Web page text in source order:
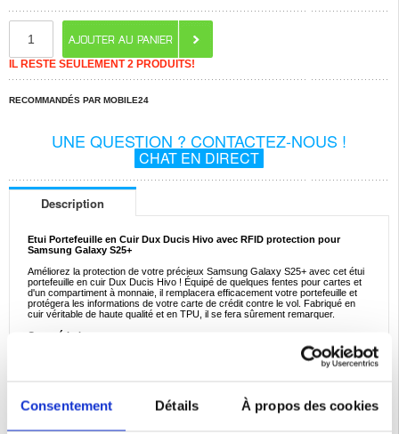
Consentement Détails À propos des cookies
IL RESTE SEULEMENT 2 PRODUITS!
RECOMMANDÉS PAR MOBILE24
UNE QUESTION ? CONTACTEZ-NOUS !
CHAT EN DIRECT
Description
Etui Portefeuille en Cuir Dux Ducis Hivo avec RFID protection pour
Samsung Galaxy S25+
Améliorez la protection de votre précieux Samsung Galaxy S25+ avec cet étui
portefeuille en cuir Dux Ducis Hivo ! Équipé de quelques fentes pour cartes et
d'un compartiment à monnaie, il remplacera efficacement votre portefeuille et
protégera les informations de votre carte de crédit contre le vol. Fabriqué en
cuir véritable de haute qualité et en TPU, il se fera sûrement remarquer.
Caractéristiques :
- Élégant étui portefeuille en cuir Dux Ducis Hivo pour Samsung Galaxy S25+
- Protection quotidienne essentielle contre la saleté, les dommages et les
- Regardez des médias en mains libres sur votre Samsung Galaxy S25+
- La fermeture magnétique empêche les ouvertures accidentelles du boîtier